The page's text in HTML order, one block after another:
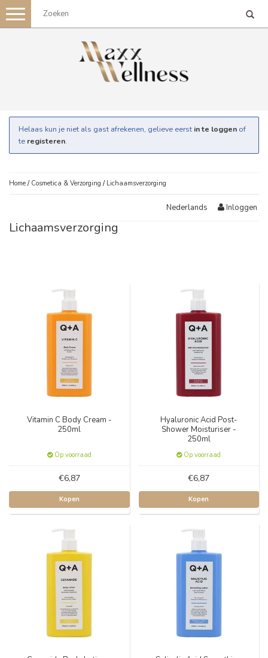
Toggle
navigation
Helaas kun je niet als gast afrekenen, gelieve eerst in te loggen of
te registeren.
Home / Cosmetica & Verzorging / Lichaamsverzorging
Nederlands Inloggen
Lichaamsverzorging
Vitamin C Body Cream -
250ml
Op voorraad
€6,87
Kopen
Hyaluronic Acid Post-
Shower Moisturiser -
250ml
Op voorraad
€6,87
Kopen